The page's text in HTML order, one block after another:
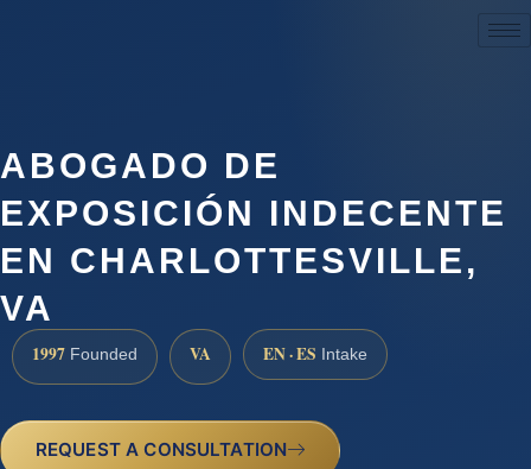
ABOGADO DE
EXPOSICIÓN INDECENTE
EN CHARLOTTESVILLE,
VA
1997 Founded VA EN · ES Intake
REQUEST A CONSULTATION